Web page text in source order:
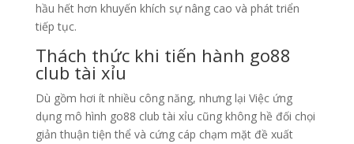
hầu hết hơn khuyến khích sự nâng cao và phát triển
tiếp tục.
Thách thức khi tiến hành go88
club tài xỉu
Dù gồm hơi ít nhiều công năng, nhưng lại Việc ứng
dụng mô hình go88 club tài xỉu cũng không hề đối chọi
giản thuận tiện thể và cứng cáp chạm mặt đề xuất